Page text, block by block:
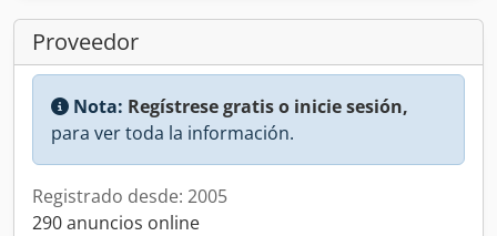
Proveedor
Nota: Regístrese gratis o inicie sesión,
para ver toda la información.
Registrado desde: 2005
290 anuncios online